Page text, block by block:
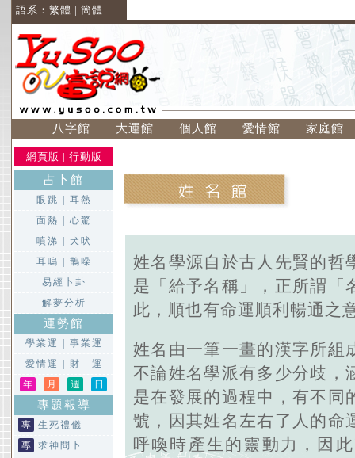
語系： 繁體 | 簡體
八字館 大運館 個人館 愛情館 家庭館
網頁版 | 行動版
占卜館
眼跳
耳熱
面熱
心驚
噴涕
犬吠
耳嗚
鵲噪
易經卜卦
解夢分析
運勢館
學業運
事業運
愛情運
財 運
年
月 週 日
專題報導
專
生死禮儀
專
求神問卜
姓名學源自於古人先賢的哲
是「給予名稱」，正所謂「
此，順也有命運順利暢通之
姓名由一筆一畫的漢字所組
不論姓名學派有多少分歧，
是在發展的過程中，有不同
號，因其姓名左右了人的命
呼喚時產生的靈動力，因